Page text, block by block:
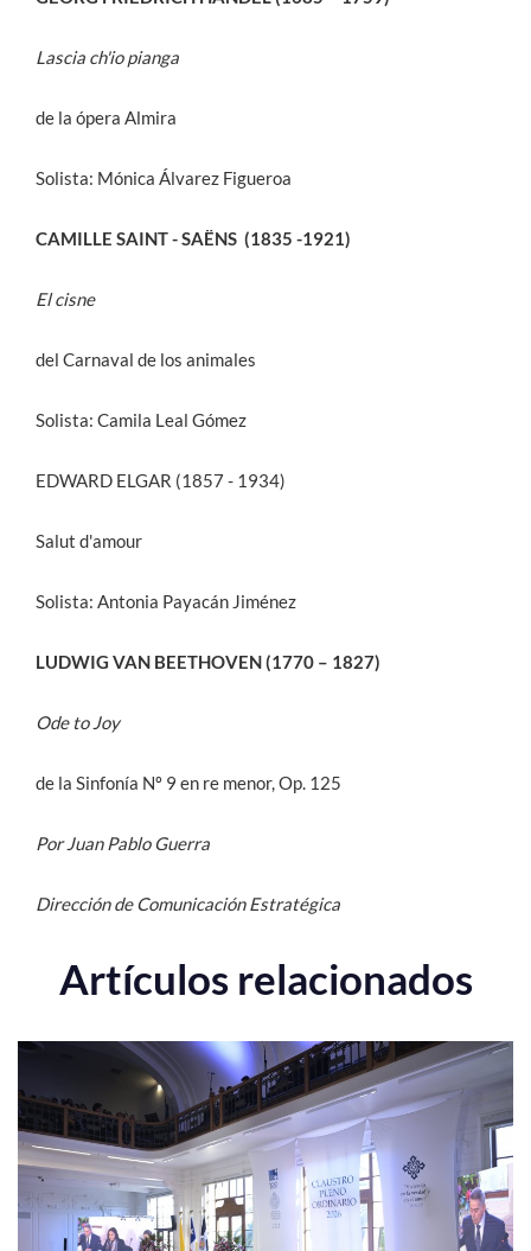
Lascia ch'io pianga
de la ópera Almira
Solista: Mónica Álvarez Figueroa
CAMILLE SAINT - SAËNS (1835 -1921)
El cisne
del Carnaval de los animales
Solista: Camila Leal Gómez
EDWARD ELGAR (1857 - 1934)
Salut d'amour
Solista: Antonia Payacán Jiménez
LUDWIG VAN BEETHOVEN (1770 – 1827)
Ode to Joy
de la Sinfonía Nº 9 en re menor, Op. 125
Por Juan Pablo Guerra
Dirección de Comunicación Estratégica
Artículos relacionados